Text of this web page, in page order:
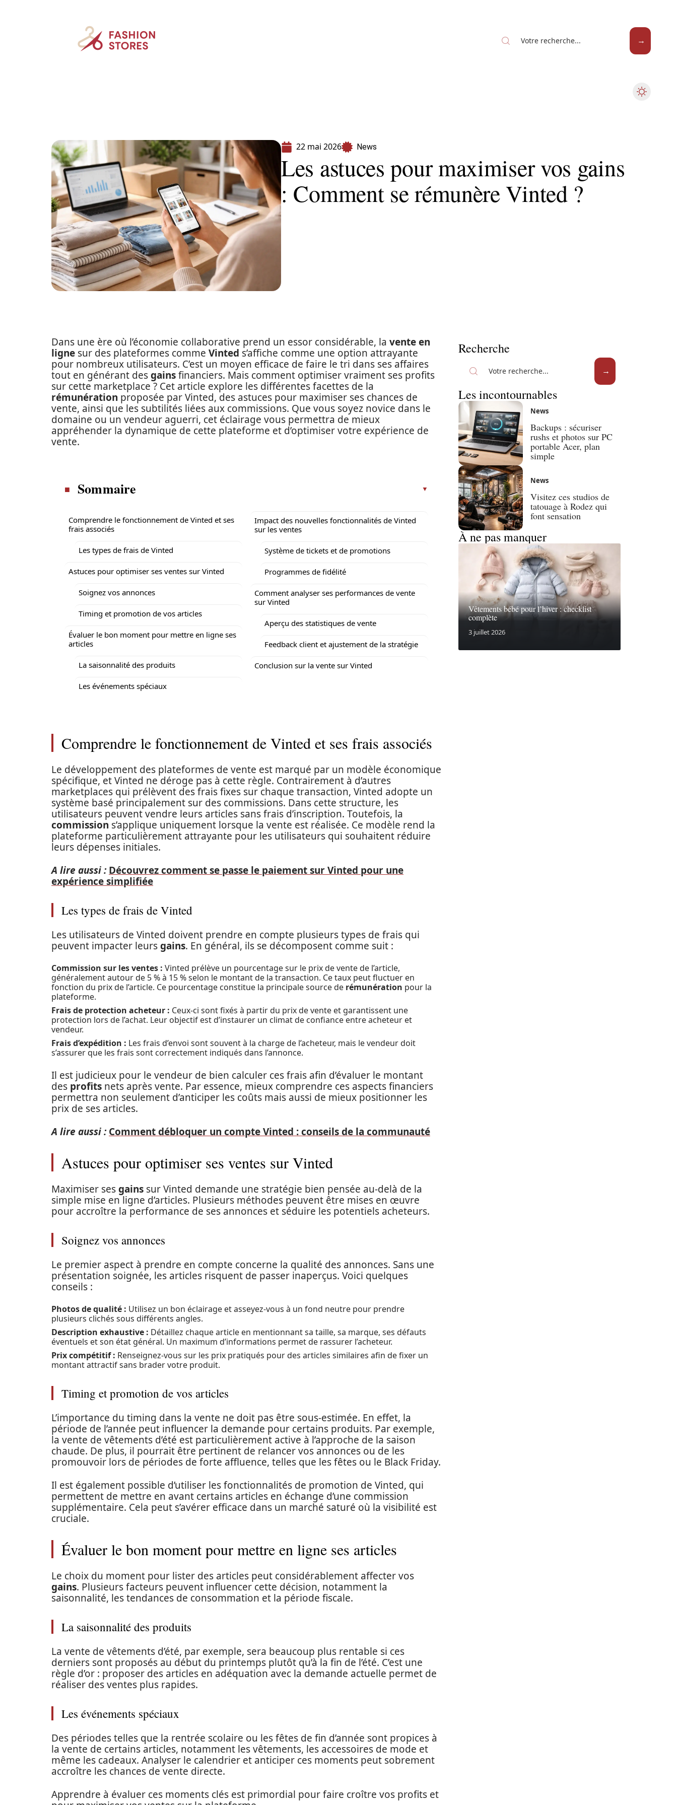
22 mai 2026 News
Les astuces pour maximiser vos gains
: Comment se rémunère Vinted ?
Dans une ère où l’économie collaborative prend un essor considérable, la vente en
ligne sur des plateformes comme Vinted s’affiche comme une option attrayante
pour nombreux utilisateurs. C’est un moyen efficace de faire le tri dans ses affaires
tout en générant desgainsfinanciers. Mais comment optimiser vraiment ses profits
sur cette marketplace ? Cet article explore les différentes facettes de la
rémunération proposée par Vinted, des astuces pour maximiser ses chances de
vente, ainsi que les subtilités liées aux commissions. Que vous soyez novice dans le
domaine ou un vendeur aguerri, cet éclairage vous permettra de mieux
appréhender la dynamique de cette plateforme et d’optimiser votre expérience de
vente.
Sommaire
Comprendre le fonctionnement de Vinted et ses
frais associés
Les types de frais de Vinted
Astuces pour optimiser ses ventes sur Vinted
Soignez vos annonces
Timing et promotion de vos articles
Évaluer le bon moment pour mettre en ligne ses
articles
La saisonnalité des produits
Les événements spéciaux
Impact des nouvelles fonctionnalités de Vinted
sur les ventes
Système de tickets et de promotions
Programmes de fidélité
Comment analyser ses performances de vente
sur Vinted
Aperçu des statistiques de vente
Feedback client et ajustement de la stratégie
Conclusion sur la vente sur Vinted
Comprendre le fonctionnement de Vinted et ses frais associés
Le développement des plateformes de vente est marqué par un modèle économique
spécifique, et Vinted ne déroge pas à cette règle. Contrairement à d’autres
marketplaces qui prélèvent des frais fixes sur chaque transaction, Vinted adopte un
système basé principalement sur des commissions. Dans cette structure, les
utilisateurs peuvent vendre leurs articles sans frais d’inscription. Toutefois, la
commission s’applique uniquement lorsque la vente est réalisée. Ce modèle rend la
plateforme particulièrement attrayante pour les utilisateurs qui souhaitent réduire
leurs dépenses initiales.
A lire aussi : Découvrez comment se passe le paiement sur Vinted pour une
expérience simplifiée
Les types de frais de Vinted
Les utilisateurs de Vinted doivent prendre en compte plusieurs types de frais qui
peuvent impacter leursgains. En général, ils se décomposent comme suit :
Commission sur les ventes : Vinted prélève un pourcentage sur le prix de vente de l’article,
généralement autour de 5 % à 15 % selon le montant de la transaction. Ce taux peut fluctuer en
fonction du prix de l’article. Ce pourcentage constitue la principale source de rémunération pour la
plateforme.
Frais de protection acheteur : Ceux-ci sont fixés à partir du prix de vente et garantissent une
protection lors de l’achat. Leur objectif est d’instaurer un climat de confiance entre acheteur et
vendeur.
Frais d’expédition : Les frais d’envoi sont souvent à la charge de l’acheteur, mais le vendeur doit
s’assurer que les frais sont correctement indiqués dans l’annonce.
Il est judicieux pour le vendeur de bien calculer ces frais afin d’évaluer le montant
des profits nets après vente. Par essence, mieux comprendre ces aspects financiers
permettra non seulement d’anticiper les coûts mais aussi de mieux positionner les
prix de ses articles.
A lire aussi : Comment débloquer un compte Vinted : conseils de la communauté
Astuces pour optimiser ses ventes sur Vinted
Maximiser sesgains sur Vinted demande une stratégie bien pensée au-delà de la
simple mise en ligne d’articles. Plusieurs méthodes peuvent être mises en œuvre
pour accroître la performance de ses annonces et séduire les potentiels acheteurs.
Soignez vos annonces
Le premier aspect à prendre en compte concerne la qualité des annonces. Sans une
présentation soignée, les articles risquent de passer inaperçus. Voici quelques
conseils :
Photos de qualité : Utilisez un bon éclairage et asseyez-vous à un fond neutre pour prendre
plusieurs clichés sous différents angles.
Description exhaustive : Détaillez chaque article en mentionnant sa taille, sa marque, ses défauts
éventuels et son état général. Un maximum d’informations permet de rassurer l’acheteur.
Prix compétitif : Renseignez-vous sur les prix pratiqués pour des articles similaires afin de fixer un
montant attractif sans brader votre produit.
Timing et promotion de vos articles
L’importance du timing dans la vente ne doit pas être sous-estimée. En effet, la
période de l’année peut influencer la demande pour certains produits. Par exemple,
la vente de vêtements d’été est particulièrement active à l’approche de la saison
chaude. De plus, il pourrait être pertinent de relancer vos annonces ou de les
promouvoir lors de périodes de forte affluence, telles que les fêtes ou le Black Friday.
Il est également possible d’utiliser les fonctionnalités de promotion de Vinted, qui
permettent de mettre en avant certains articles en échange d’une commission
supplémentaire. Cela peut s’avérer efficace dans un marché saturé où la visibilité est
cruciale.
Évaluer le bon moment pour mettre en ligne ses articles
Le choix du moment pour lister des articles peut considérablement affecter vos
gains. Plusieurs facteurs peuvent influencer cette décision, notamment la
saisonnalité, les tendances de consommation et la période fiscale.
La saisonnalité des produits
La vente de vêtements d’été, par exemple, sera beaucoup plus rentable si ces
derniers sont proposés au début du printemps plutôt qu’à la fin de l’été. C’est une
règle d’or : proposer des articles en adéquation avec la demande actuelle permet de
réaliser des ventes plus rapides.
Les événements spéciaux
Des périodes telles que la rentrée scolaire ou les fêtes de fin d’année sont propices à
la vente de certains articles, notamment les vêtements, les accessoires de mode et
même les cadeaux. Analyser le calendrier et anticiper ces moments peut sobrement
accroître les chances de vente directe.
Apprendre à évaluer ces moments clés est primordial pour faire croître vos profits et
Recherche
Les incontournables
News
Backups : sécuriser
rushs et photos sur PC
portable Acer, plan
simple
News
Visitez ces studios de
tatouage à Rodez qui
font sensation
À ne pas manquer
Vêtements bébé pour l’hiver : checklist
complète
3 juillet 2026